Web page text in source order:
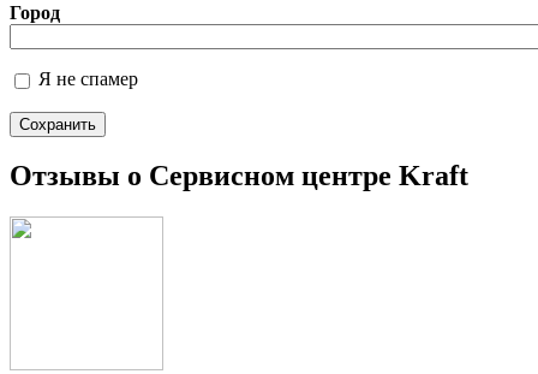
Город
Я не спамер
Я спамер
Отзывы о Сервисном центре Kraft